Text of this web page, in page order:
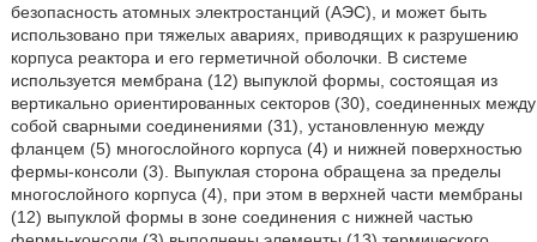
безопасность атомных электростанций (АЭС), и может быть
использовано при тяжелых авариях, приводящих к разрушению
корпуса реактора и его герметичной оболочки. В системе
используется мембрана (12) выпуклой формы, состоящая из
вертикально ориентированных секторов (30), соединенных между
собой сварными соединениями (31), установленную между
фланцем (5) многослойного корпуса (4) и нижней поверхностью
фермы-консоли (3). Выпуклая сторона обращена за пределы
многослойного корпуса (4), при этом в верхней части мембраны
(12) выпуклой формы в зоне соединения с нижней частью